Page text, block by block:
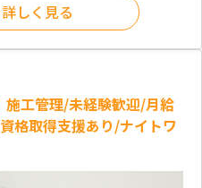
しく見る
施工管理/未経験歓迎/月給
格取得支援あり/ナイトワ